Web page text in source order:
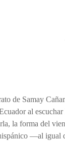
de Samay
al
la forma del
—al igual